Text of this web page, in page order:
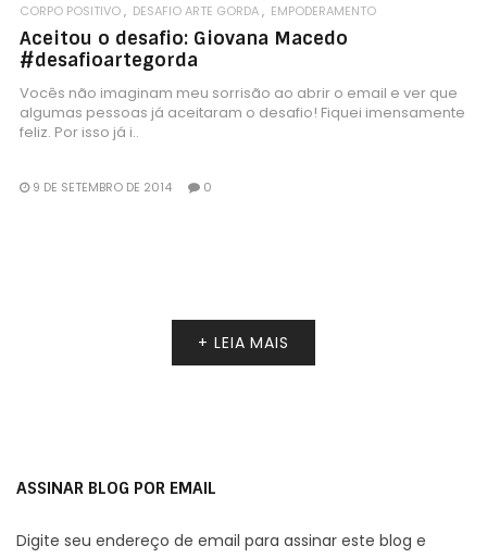
CORPO POSITIVO DESAFIO ARTE GORDA EMPODERAMENTO
Aceitou o desafio: Giovana Macedo
#desafioartegorda
Vocês não imaginam meu sorrisão ao abrir o email e ver que
algumas pessoas já aceitaram o desafio! Fiquei imensamente
feliz. Por isso já i..
9 DE SETEMBRO DE 2014 0
+ LEIA MAIS
ASSINAR BLOG POR EMAIL
Digite seu endereço de email para assinar este blog e